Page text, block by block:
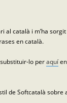
català i m’ha
en català.
lo peraquíen
de Softcatalà sobre